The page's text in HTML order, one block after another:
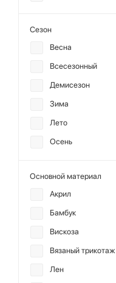
Сезон
Весна
Всесезонный
Демисезон
Зима
Лето
Осень
Основной материал
Акрил
Бамбук
Вискоза
Вязаный трикотаж
Лен